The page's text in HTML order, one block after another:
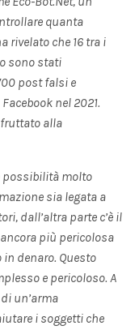
quanta
rivelato che 16 tra i
sono stati
post falsi e
nel 2021.
alla
possibilità molto
sia legata a
dall’altra parte c’è il
più pericolosa
denaro. Questo
e pericoloso. A
un’arma
i soggetti che